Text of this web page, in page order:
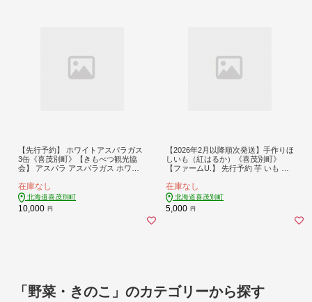
【先行予約】 ホワイトアスパラガス
3缶《喜茂別町》【きもべつ観光協
会】 アスパラ アスパラガス ホワイ
温 常温配送 [AJAG022] 10000 10000
円 1万円 1万
在庫なし
北海道喜茂別町
10,000 円
【2026年2月以降順次発送】手作りほ
しいも（紅はるか）《喜茂別町》
【ファームU.】 先行予約 芋 いも 干
も 紅はるか 先行予約 [AJAV002]
在庫なし
北海道喜茂別町
5,000 円
「野菜・きのこ」のカテゴリーから探す